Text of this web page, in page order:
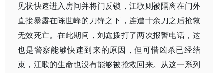
见状快速进入房间并将门反锁，江歌则被隔离在门外
直接暴露在陈世峰的刀锋之下，连遭十余刀之后抢救
无效死亡。在此期间，刘鑫拨打了两次报警电话，这
也是警察能够快速到来的原因，但可惜凶杀已经结
束，江歌的生命也没有能够被抢救回来。从这一系列